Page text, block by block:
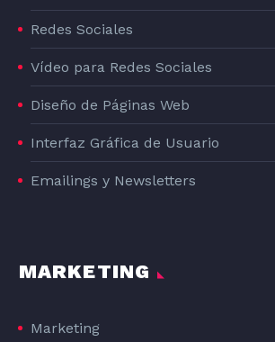
Redes Sociales
Vídeo para Redes Sociales
Diseño de Páginas Web
Interfaz Gráfica de Usuario
Emailings y Newsletters
MARKETING
Marketing